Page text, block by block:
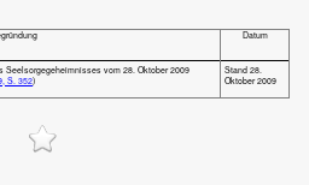
Datum
Seelsorgegeheimnisses vom 28. Oktober 2009
S. 352)
Stand 28.
Oktober 2009